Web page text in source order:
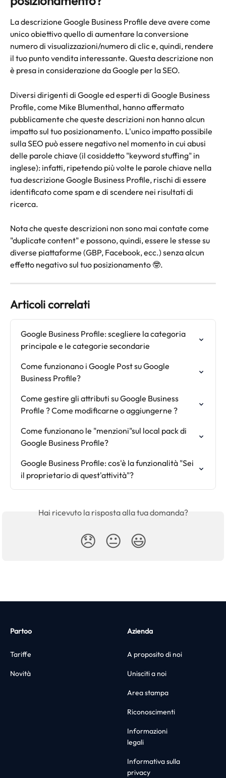
La descrizione Google Business Profile deve avere come
unico obiettivo quello di aumentare la conversione
numero di visualizzazioni/numero di clic e, quindi, rendere
il tuo punto vendita interessante. Questa descrizione non
è presa in considerazione da Google per la SEO.
Diversi dirigenti di Google ed esperti di Google Business
Profile, come Mike Blumenthal, hanno affermato
pubblicamente che queste descrizioni non hanno alcun
impatto sul tuo posizionamento. L'unico impatto possibile
sulla SEO può essere negativo nel momento in cui abusi
delle parole chiave (il cosiddetto "keyword stuffing" in
inglese): infatti, ripetendo più volte le parole chiave nella
tua descrizione Google Business Profile, rischi di essere
identificato come spam e di scendere nei risultati di
ricerca.
Nota che queste descrizioni non sono mai contate come
"duplicate content" e possono, quindi, essere le stesse su
diverse piattaforme (GBP, Facebook, ecc.) senza alcun
effetto negativo sul tuo posizionamento 🤓.
Articoli correlati
Google Business Profile: scegliere la categoria
principale e le categorie secondarie
Come funzionano i Google Post su Google
Business Profile?
Come gestire gli attributi su Google Business
Profile ? Come modificarne o aggiungerne ?
Come funzionano le "menzioni"sul local pack di
Google Business Profile?
Google Business Profile: cos'è la funzionalità "Sei
il proprietario di quest'attività"?
Hai ricevuto la risposta alla tua domanda?
😞 😐 😃
Partoo
Tariffe
Novità
Azienda
A proposito di noi
Unisciti a noi
Area stampa
Riconoscimenti
Informazioni
legali
Informativa sulla
privacy